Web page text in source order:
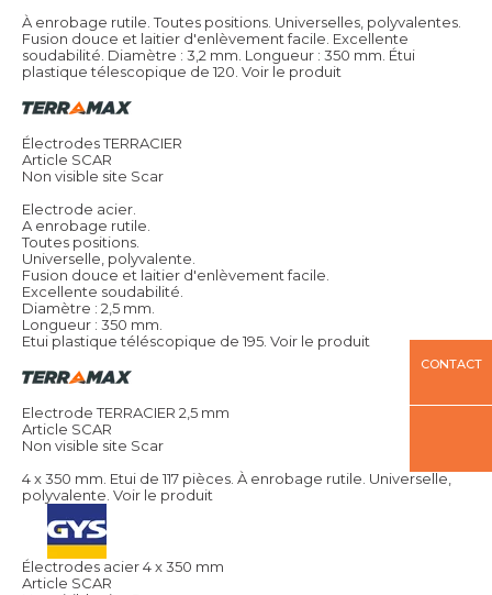
À enrobage rutile. Toutes positions. Universelles, polyvalentes.
Fusion douce et laitier d'enlèvement facile. Excellente
soudabilité. Diamètre : 3,2 mm. Longueur : 350 mm. Étui
plastique télescopique de 120. Voir le produit
Électrodes TERRACIER
Article SCAR
Non visible site Scar
Electrode acier.
A enrobage rutile.
Toutes positions.
Universelle, polyvalente.
Fusion douce et laitier d'enlèvement facile.
Excellente soudabilité.
Diamètre : 2,5 mm.
Longueur : 350 mm.
Etui plastique téléscopique de 195. Voir le produit
Electrode TERRACIER 2,5 mm
Article SCAR
Non visible site Scar
4 x 350 mm. Etui de 117 pièces. À enrobage rutile. Universelle,
polyvalente. Voir le produit
Électrodes acier 4 x 350 mm
Article SCAR
CONTACT